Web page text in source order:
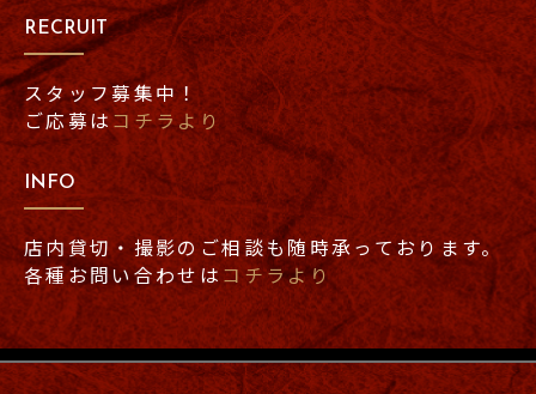
RECRUIT
スタッフ募集中！
ご応募はコチラより
INFO
店内貸切・撮影のご相談も随時承っております。
各種お問い合わせはコチラより